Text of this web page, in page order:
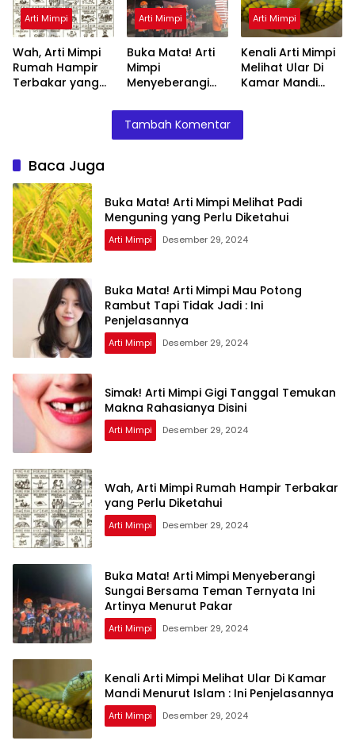
Arti Mimpi
Wah, Arti Mimpi
Rumah Hampir
Terbakar yang
Arti Mimpi
Buka Mata! Arti
Mimpi
Menyeberangi
Teman Ternyata
Ini Artinya
Menurut Pakar
Arti Mimpi
Kenali Arti Mimpi
Melihat Ular Di
Kamar Mandi
Ini Penjelasannya
Tambah Komentar
Baca Juga
Buka Mata! Arti Mimpi Melihat Padi
Menguning yang Perlu Diketahui
Arti Mimpi Desember 29, 2024
Buka Mata! Arti Mimpi Mau Potong
Rambut Tapi Tidak Jadi : Ini
Penjelasannya
Arti Mimpi Desember 29, 2024
Simak! Arti Mimpi Gigi Tanggal Temukan
Makna Rahasianya Disini
Arti Mimpi Desember 29, 2024
Wah, Arti Mimpi Rumah Hampir Terbakar
yang Perlu Diketahui
Arti Mimpi Desember 29, 2024
Buka Mata! Arti Mimpi Menyeberangi
Sungai Bersama Teman Ternyata Ini
Artinya Menurut Pakar
Arti Mimpi Desember 29, 2024
Kenali Arti Mimpi Melihat Ular Di Kamar
Mandi Menurut Islam : Ini Penjelasannya
Arti Mimpi Desember 29, 2024